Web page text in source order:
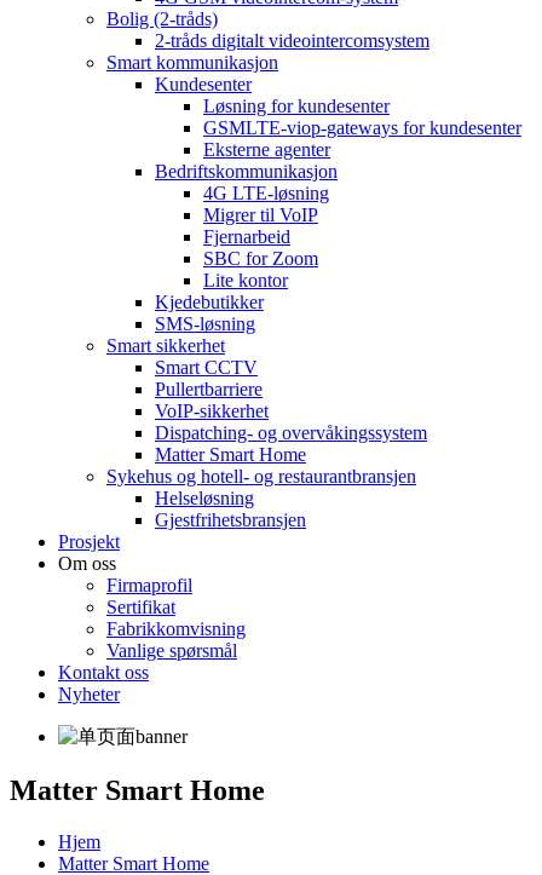
Bolig (2-tråds)
2-tråds digitalt videointercomsystem
Smart kommunikasjon
Kundesenter
Løsning for kundesenter
GSMLTE-viop-gateways for kundesenter
Eksterne agenter
Bedriftskommunikasjon
4G LTE-løsning
Migrer til VoIP
Fjernarbeid
SBC for Zoom
Lite kontor
Kjedebutikker
SMS-løsning
Smart sikkerhet
Smart CCTV
Pullertbarriere
VoIP-sikkerhet
Dispatching- og overvåkingssystem
Matter Smart Home
Sykehus og hotell- og restaurantbransjen
Helseløsning
Gjestfrihetsbransjen
Prosjekt
Om oss
Firmaprofil
Sertifikat
Fabrikkomvisning
Vanlige spørsmål
Kontakt oss
Nyheter
Matter Smart Home
Hjem
Matter Smart Home